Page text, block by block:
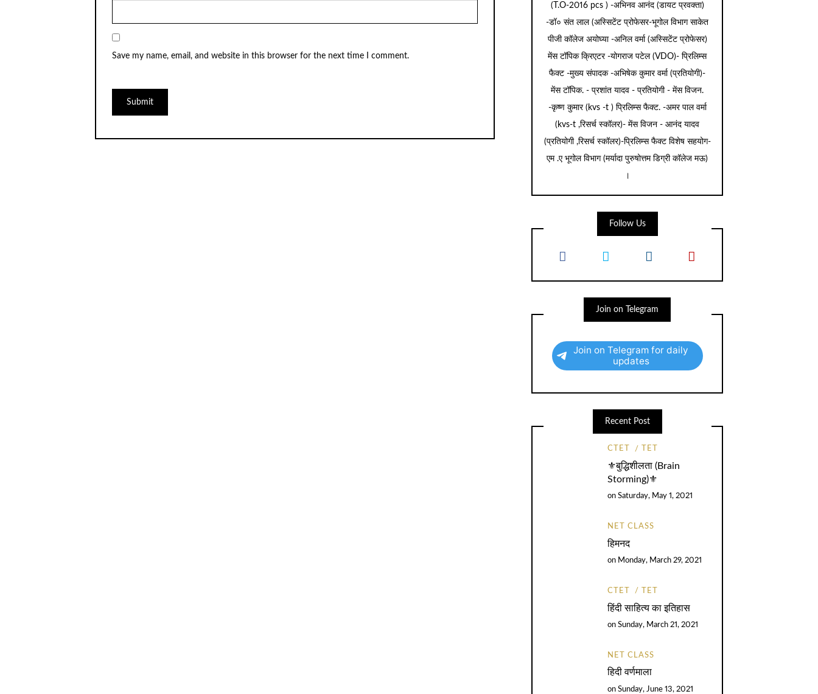
Save my name, email, and website in this browser for the next time I comment.
(T.O-2016 pcs ) -अभिनव आनंद (डायट प्रवक्ता)
-डॉ० संत लाल (अस्सिटेंट प्रोफेसर-भूगोल विभाग साकेत
पीजी कॉलेज अयोघ्या -अनिल वर्मा (अस्सिटेंट प्रोफेसर)
मेंस टॉपिक क्रिएटर -योगराज पटेल (VDO)- प्रिलिम्स
फैक्ट -मुख्य संपादक -अभिषेक कुमार वर्मा (प्रतियोगी)-
मेंस टॉपिक. - प्रशांत यादव - प्रतियोगी - मेंस विजन.
-कृष्ण कुमार (kvs -t ) प्रिलिम्स फैक्ट. -अमर पाल वर्मा
(kvs-t ,रिसर्च स्कॉलर)- मेंस विजन - आनंद यादव
(प्रतियोगी ,रिसर्च स्कॉलर)-प्रिलिम्स फैक्ट विशेष सहयोग-
एम .ए भूगोल विभाग (मर्यादा पुरुषोत्तम डिग्री कॉलेज मऊ)
।
Follow Us
Join on Telegram
Join on Telegram for daily
updates
Recent Post
CTET TET
⚜️बुद्धिशीलता (Brain
Storming)⚜️
on Saturday, May 1, 2021
NET CLASS
हिमनद
on Monday, March 29, 2021
CTET TET
हिंदी साहित्य का इतिहास
on Sunday, March 21, 2021
NET CLASS
हिदी वर्णमाला
on Sunday, June 13, 2021